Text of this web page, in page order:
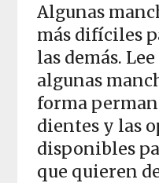
Algunas
más difíciles
las demás.
algunas
forma
dientes y las
disponibles
que quieren